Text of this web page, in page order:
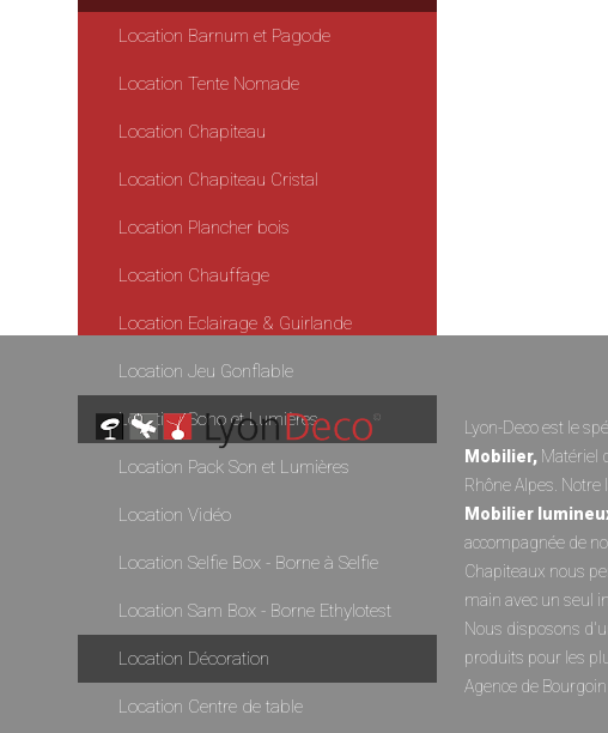
Location Barnum et Pagode
Location Tente Nomade
Location Chapiteau
Location Chapiteau Cristal
Location Plancher bois
Location Chauffage
Location Eclairage & Guirlande
Location Jeu Gonflable
Location Sono et Lumières
Location Pack Son et Lumières
Location Vidéo
Location Selfie Box - Borne à Selfie
Location Sam Box - Borne Ethylotest
Location Décoration
Location Centre de table
Lyon-Deco est le
Mobilier, Matériel
Rhône Alpes.
Mobilier
accompagnée de
Chapiteaux nous
main avec un seul
Nous disposons
produits pour les
Agence de Bourgoin